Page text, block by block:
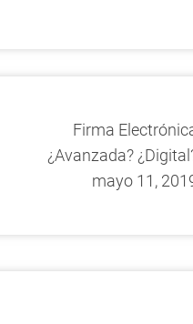
Firma
¿Avanzada?
mayo 11,